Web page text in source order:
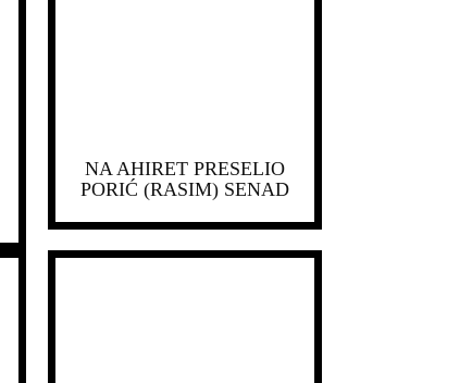
NA AHIRET PRESELIO
PORIĆ (RASIM) SENAD